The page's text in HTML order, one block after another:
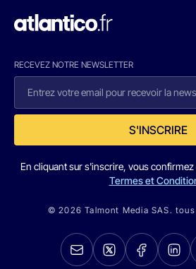
RECEVEZ NOTRE NEWSLETTER
S'INSCRIRE
En cliquant sur s'inscrire, vous
Termes et
© 2026 Talmont Media SAS.